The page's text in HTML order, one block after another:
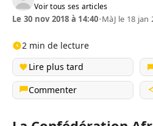
Voir tous ses articles
Le 30 nov 2018 à 14:40•MàJ le 18 jan
2 min de lecture
Lire plus tard
Commenter